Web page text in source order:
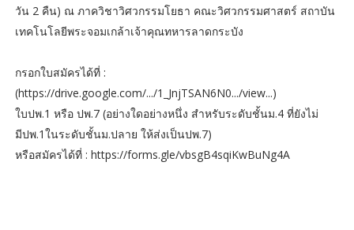
วัน 2 คืน) ณ ภาควิชาวิศวกรรมโยธา คณะวิศวกรรมศาสตร์ สถาบัน
เทคโนโลยีพระจอมเกล้าเจ้าคุณทหารลาดกระบัง
กรอกใบสมัครได้ที่ :
(https://drive.google.com/.../1_JnjTSAN6N0.../view...)
ใบปพ.1 หรือ ปพ.7 (อย่างใดอย่างหนึ่ง สำหรับระดับชั้นม.4 ที่ยังไม่
มีปพ.1ในระดับชั้นม.ปลาย ให้ส่งเป็นปพ.7)
หรือสมัครได้ที่ : https://forms.gle/vbsgB4sqiKwBuNg4A